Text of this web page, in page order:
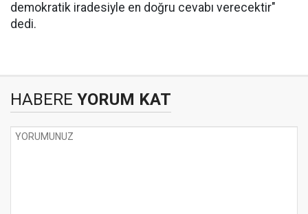
demokratik iradesiyle en doğru cevabı verecektir"
dedi.
HABERE YORUM KAT